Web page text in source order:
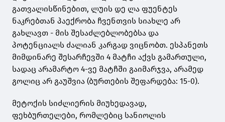
გათვალისწინებით, ლუის დე ლა ფუენტეს
ნაკრებთან პაექრობა ჩვენთვის სიახლე არ
გახლავთ - მის შესაძლებლობებსა და
პოტენციალს ძალიან კარგად ვიცნობთ. ესპანეთს
მიმდინარე შესარჩევში 4 მატჩი აქვს გამართული,
სადაც არამარტო 4-ვე მატჩში გაიმარჯვა, არამედ
გოლიც არ გაუშვია (ბურთების შეფარდება: 15-0).
მეტოქის სიძლიერის მიუხედავად,
ფეხბურთელები, რომლებიც სანიოლის